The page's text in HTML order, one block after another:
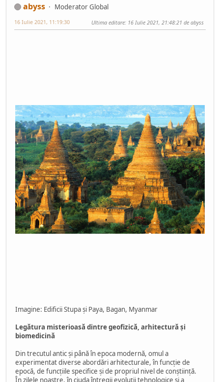
abyss Moderator Global
16 Iulie 2021, 11:19:30 Ultima editare: 16 Iulie 2021, 21:48:21 de abyss
Imagine: Edificii Stupa și Paya, Bagan, Myanmar
Legătura misterioasă dintre geofizică, arhitectură și
biomedicină
Din trecutul antic și până în epoca modernă, omul a
experimentat diverse abordări arhitecturale, în funcție de
epocă, de funcțiile specifice și de propriul nivel de conștiință.
În zilele noastre, în ciuda întregii evoluții tehnologice și a